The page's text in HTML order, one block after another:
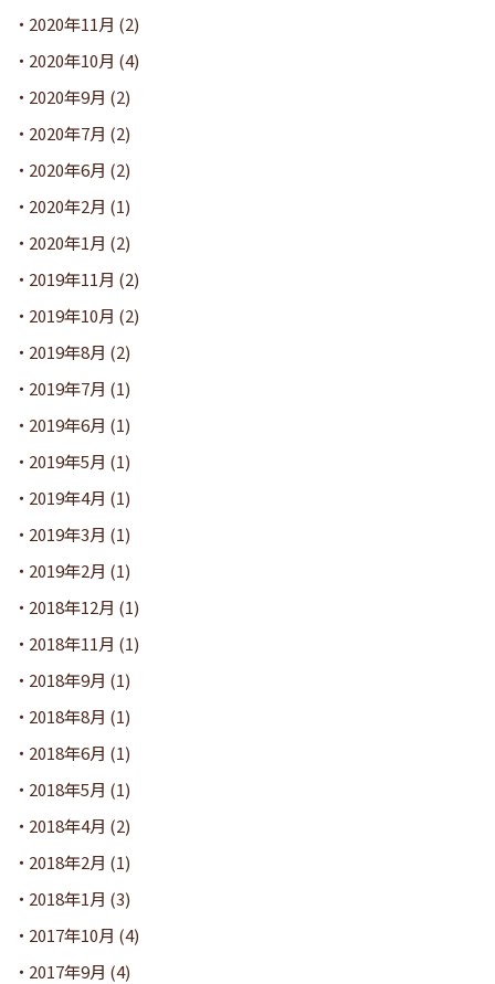
2020年11月 (2)
2020年10月 (4)
2020年9月 (2)
2020年7月 (2)
2020年6月 (2)
2020年2月 (1)
2020年1月 (2)
2019年11月 (2)
2019年10月 (2)
2019年8月 (2)
2019年7月 (1)
2019年6月 (1)
2019年5月 (1)
2019年4月 (1)
2019年3月 (1)
2019年2月 (1)
2018年12月 (1)
2018年11月 (1)
2018年9月 (1)
2018年8月 (1)
2018年6月 (1)
2018年5月 (1)
2018年4月 (2)
2018年2月 (1)
2018年1月 (3)
2017年10月 (4)
2017年9月 (4)